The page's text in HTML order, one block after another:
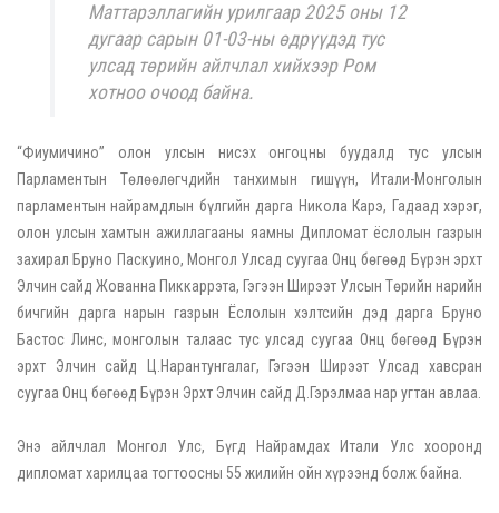
Маттарэллагийн урилгаар 2025 оны 12
дугаар сарын 01-03-ны өдрүүдэд тус
улсад төрийн айлчлал хийхээр Ром
хотноо очоод байна.
“Фиумичино” олон улсын нисэх онгоцны буудалд тус улсын
Парламентын Төлөөлөгчдийн танхимын гишүүн, Итали-Монголын
парламентын найрамдлын бүлгийн дарга Никола Карэ, Гадаад хэрэг,
олон улсын хамтын ажиллагааны яамны Дипломат ёслолын газрын
захирал Бруно Паскуино, Монгол Улсад суугаа Онц бөгөөд Бүрэн эрхт
Элчин сайд Жованна Пиккаррэта, Гэгээн Ширээт Улсын Төрийн нарийн
бичгийн дарга нарын газрын Ёслолын хэлтсийн дэд дарга Бруно
Бастос Линс, монголын талаас тус улсад суугаа Онц бөгөөд Бүрэн
эрхт Элчин сайд Ц.Нарантунгалаг, Гэгээн Ширээт Улсад хавсран
суугаа Онц бөгөөд Бүрэн Эрхт Элчин сайд Д.Гэрэлмаа нар угтан авлаа.
Энэ айлчлал Монгол Улс, Бүгд Найрамдах Итали Улс хооронд
дипломат харилцаа тогтоосны 55 жилийн ойн хүрээнд болж байна.